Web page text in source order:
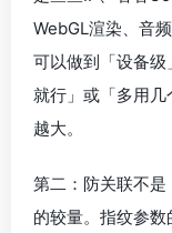
WebGL渲染、音
可以做到「设备
就行」或「多用
越大。
第二：防关联不是
的较量。指纹参